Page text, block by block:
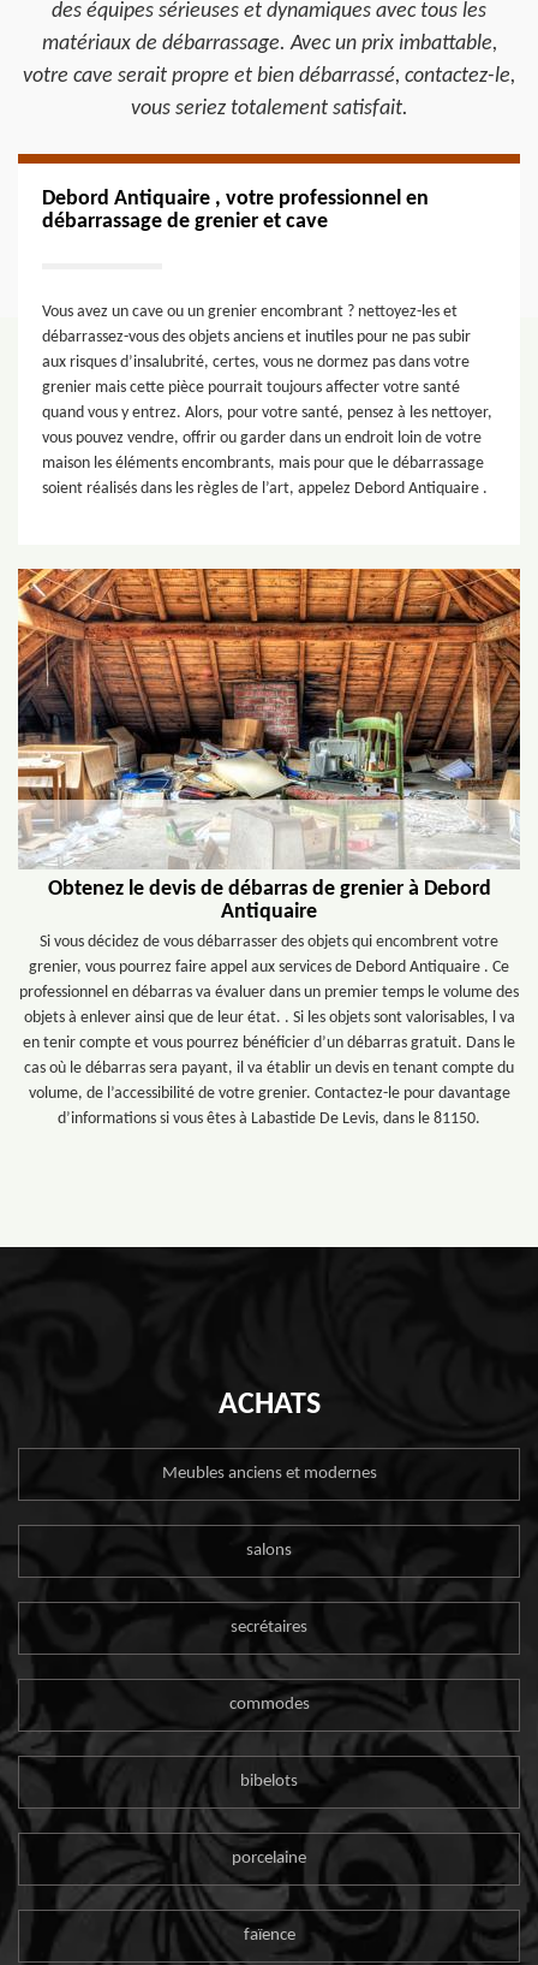
des équipes sérieuses et dynamiques avec tous les
matériaux de débarrassage. Avec un prix imbattable,
votre cave serait propre et bien débarrassé, contactez-le,
vous seriez totalement satisfait.
Debord Antiquaire , votre professionnel en
débarrassage de grenier et cave
Vous avez un cave ou un grenier encombrant ? nettoyez-les et
débarrassez-vous des objets anciens et inutiles pour ne pas subir
aux risques d’insalubrité, certes, vous ne dormez pas dans votre
grenier mais cette pièce pourrait toujours affecter votre santé
quand vous y entrez. Alors, pour votre santé, pensez à les nettoyer,
vous pouvez vendre, offrir ou garder dans un endroit loin de votre
maison les éléments encombrants, mais pour que le débarrassage
soient réalisés dans les règles de l’art, appelez Debord Antiquaire .
Obtenez le devis de débarras de grenier à Debord
Antiquaire
Si vous décidez de vous débarrasser des objets qui encombrent votre
grenier, vous pourrez faire appel aux services de Debord Antiquaire . Ce
professionnel en débarras va évaluer dans un premier temps le volume des
objets à enlever ainsi que de leur état. . Si les objets sont valorisables, l va
en tenir compte et vous pourrez bénéficier d’un débarras gratuit. Dans le
cas où le débarras sera payant, il va établir un devis en tenant compte du
volume, de l’accessibilité de votre grenier. Contactez-le pour davantage
d’informations si vous êtes à Labastide De Levis, dans le 81150.
ACHATS
Meubles anciens et modernes
salons
secrétaires
commodes
bibelots
porcelaine
faïence